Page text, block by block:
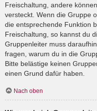
Freischaltung, andere
versteckt. Wenn die Gruppe
die entsprechende Funktion
Freischaltung, so kannst du
Gruppenleiter muss
fragen, warum du in die
Bitte belästige keinen
einen Grund dafür haben.
Nach oben